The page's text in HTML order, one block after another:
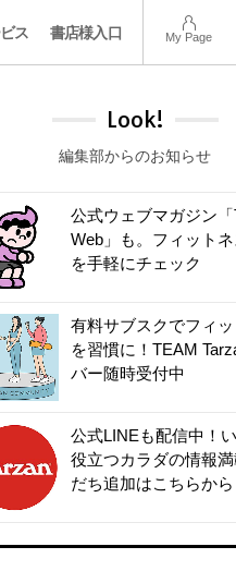
ス 書店様入口 My Page
Look!
編集部からのお知らせ
公式ウェブマガジン「
Web」も。フィット
を手軽にチェック
有料サブスクでフィッ
を習慣に！TEAM
バー随時受付中
公式LINEも配信中！
役立つカラダの情報
だち追加はこちらから